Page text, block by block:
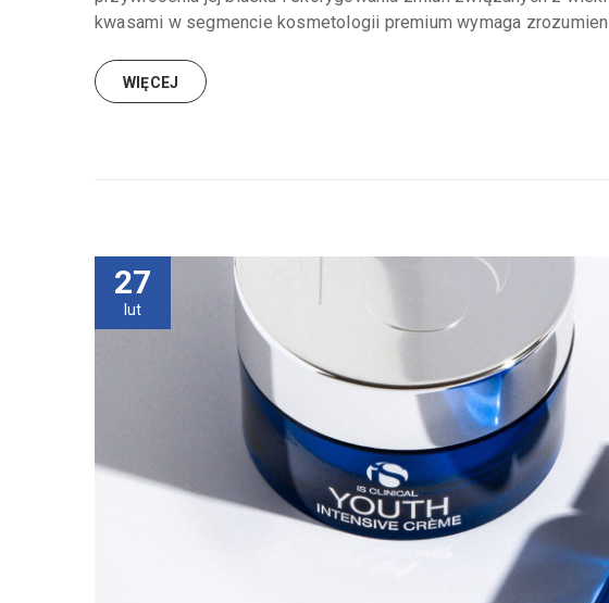
kwasami w segmencie kosmetologii premium wymaga
WIĘCEJ
27
lut